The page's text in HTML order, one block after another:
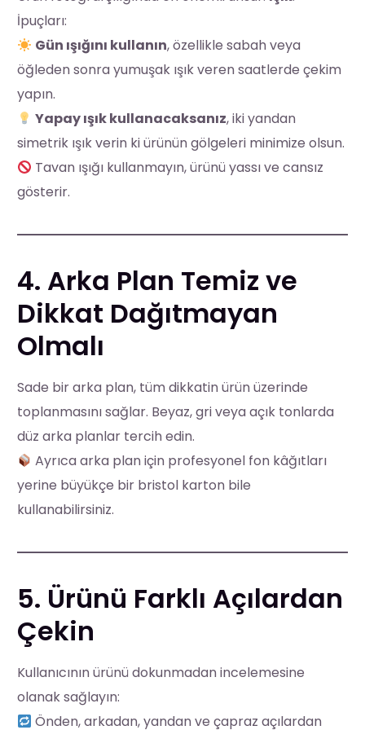
İpuçları:
Gün ışığını kullanın, özellikle sabah veya
öğleden sonra yumuşak ışık veren saatlerde çekim
yapın.
Yapay ışık kullanacaksanız, iki yandan
simetrik ışık verin ki ürünün gölgeleri minimize olsun.
Tavan ışığı kullanmayın, ürünü yassı ve cansız
gösterir.
4. Arka Plan Temiz ve
Dikkat Dağıtmayan
Olmalı
Sade bir arka plan, tüm dikkatin ürün üzerinde
toplanmasını sağlar. Beyaz, gri veya açık tonlarda
düz arka planlar tercih edin.
Ayrıca arka plan için profesyonel fon kâğıtları
yerine büyükçe bir bristol karton bile
kullanabilirsiniz.
5. Ürünü Farklı Açılardan
Çekin
Kullanıcının ürünü dokunmadan incelemesine
olanak sağlayın:
Önden, arkadan, yandan ve çapraz açılardan